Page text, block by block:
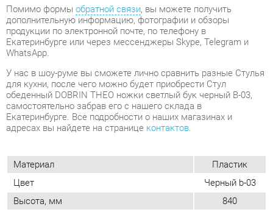
У нас в шоу-руме вы сможете лично сравнить разные Стулья
для кухни, после чего можно будет приобрести Стул
обеденный DOBRIN THEO ножки светлый бук черный B-03,
самостоятельно забрав его с нашего склада в
Екатеринбурге. Все подробности о наших магазинах и
Материал Пластик
Цвет
Черный b-03
Высота, мм
Глубина, мм
500
Вес упаковок, кг
5
Объем упаковок, м3
0.178